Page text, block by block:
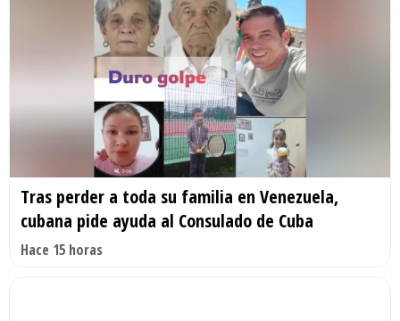
Tras perder a toda su familia en Venezuela,
cubana pide ayuda al Consulado de Cuba
Hace 15 horas